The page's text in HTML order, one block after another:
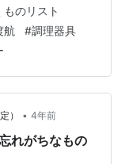
てどうだった
なものは違うと
、ある程度叩
うので、この記
思います。 今回
具・台…
のリスト
航 #調理器具
） • 4年前
れがちなもの